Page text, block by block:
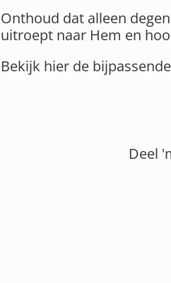
Onthoud dat alleen
uitroept naar Hem en
Bekijk hier de
Deel